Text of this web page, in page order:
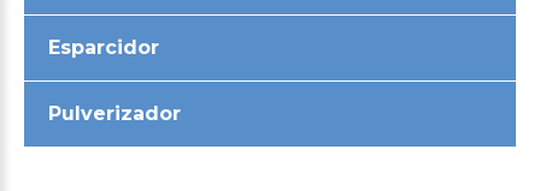
Esparcidor
Pulverizador